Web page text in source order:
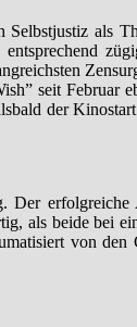
als
seit Februar
der
erfolgreiche
als beide bei
von den